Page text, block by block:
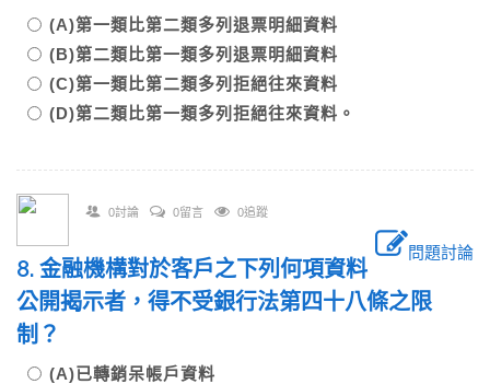
(A)第一類比第二類多列退票明細資料
(B)第二類比第一類多列退票明細資料
(C)第一類比第二類多列拒絕往來資料
(D)第二類比第一類多列拒絕往來資料。
0討論 0留言 0追蹤
問題討論
8. 金融機構對於客戶之下列何項資料
公開揭示者，得不受銀行法第四十八條之限
制？
(A)已轉銷呆帳戶資料